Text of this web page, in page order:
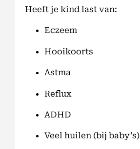
Heeft je kind last van:
Eczeem
Hooikoorts
Astma
Reflux
ADHD
Veel huilen (bij baby’s)